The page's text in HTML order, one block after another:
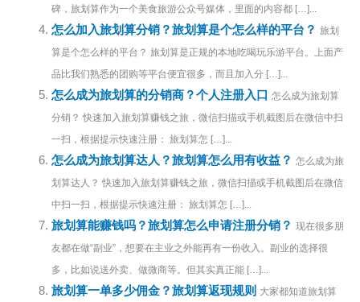
碑，旅划算作为一个美食旅游公众号媒体，里面的内容都 […]...
怎么加入旅划算分销？旅划算是个怎么样的平台？ 旅划
算是个怎么样的平台？ 旅划算是正规的本地吃喝玩乐游平台。上面产
品比我们熟悉的团购等平台便宜很多，而且加入分 […]...
怎么成为旅划算的分销商？个人注册入口 怎么成为旅划算
分销？ 快速加入旅划算赚钱之旅，微信扫描或手机截图后在微信中扫
一扫，根据提示快速注册： 旅划算怎 […]...
怎么成为旅划算达人？旅划算怎么用有收益？ 怎么成为旅
划算达人？ 快速加入旅划算赚钱之旅，微信扫描或手机截图后在微信
中扫一扫，根据提示快速注册： 旅划算怎 […]...
旅划算能赚钱吗？旅划算怎么申请注册分销？ 现在很多朋
友都在做“副业”，想要在主业之外能再有一份收入。副业的选择很
多，比如说送外卖、做微商等。但其实真正能 […]...
旅划算一单多少佣金？旅划算返现规则 大家都知道旅划算